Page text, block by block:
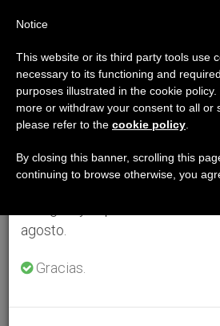
Aviso importante
Del 27 de julio al 7 de agosto
anual, aprovechando que en el
se generan menos
agosto.
Gracias.
Notice
This website or its third party tools use
necessary to its functioning and
purposes illustrated in the cookie
more or withdraw your consent to all or
please refer to the cookie policy
By closing this banner, scrolling this
continuing to browse otherwise, you